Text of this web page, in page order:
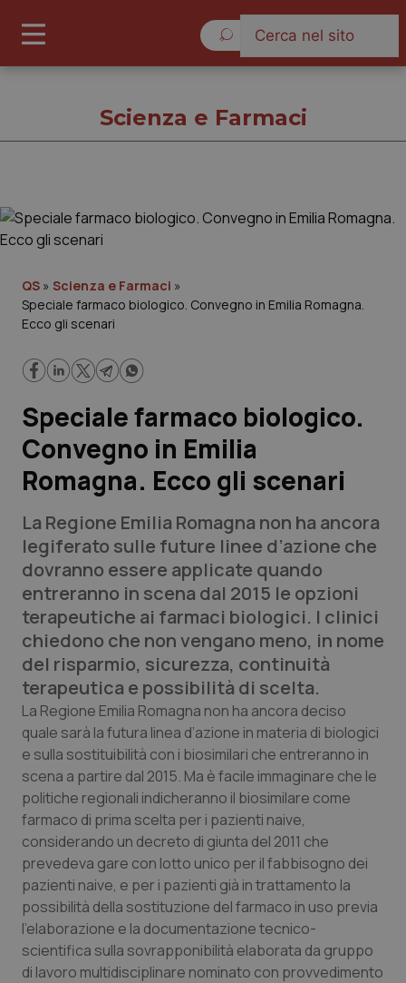
Governo e Parlamento
Regioni e Asl
Lavoro e Professioni
Scienza e Farmaci
Studi e Analisi
Lettere al direttore
Edizioni Regionali
QS Pro
Professionisti Sanitari.AI
Abruzzo
Basilicata
Calabria
Campania
Emilia-Romagna
Friuli Venezia Giulia
QS Pro Gold
Artrite & artrosi
Asma & BPCO
Car-T
Colesterolo & coronaropatie
Dermatite Atopica
QS Club Newsletter
Scienza e Farmaci
QS » Scienza e Farmaci »
Speciale farmaco biologico. Convegno in Emilia Romagna.
Ecco gli scenari
Speciale farmaco biologico.
Convegno in Emilia
Romagna. Ecco gli scenari
La Regione Emilia Romagna non ha ancora
legiferato sulle future linee d’azione che
dovranno essere applicate quando
entreranno in scena dal 2015 le opzioni
terapeutiche ai farmaci biologici. I clinici
chiedono che non vengano meno, in nome
del risparmio, sicurezza, continuità
terapeutica e possibilità di scelta.
La Regione Emilia Romagna non ha ancora deciso
quale sarà la futura linea d’azione in materia di biologici
e sulla sostituibilità con i biosimilari che entreranno in
scena a partire dal 2015. Ma è facile immaginare che le
politiche regionali indicheranno il biosimilare come
farmaco di prima scelta per i pazienti naive,
considerando un decreto di giunta del 2011 che
prevedeva gare con lotto unico per il fabbisogno dei
pazienti naive, e per i pazienti già in trattamento la
possibilità della sostituzione del farmaco in uso previa
l’elaborazione e la documentazione tecnico-
scientifica sulla sovrapponibilità elaborata da gruppo
di lavoro multidisciplinare nominato con provvedimento